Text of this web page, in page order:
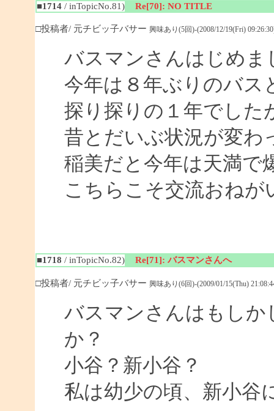
■1714/ inTopicNo.81) Re[70]: NO TITLE
□投稿者/ 元チビッ子バサー 興味あり(5回)-(2008/12/19(Fri)
バスマンさんはじめま
今年は８年ぶりのバス
探り探りの１年でした
昔とだいぶ状況が変わ
稲美だと今年は天満で
こちらこそ交流おねが
■1718 / inTopicNo.82) Re[71]: バスマンさんへ
□投稿者/ 元チビッ子バサー 興味あり(6回)-(2009/01/15(Thu)
バスマンさんはもしか
か？
小谷？新小谷？
私は幼少の頃、新小谷